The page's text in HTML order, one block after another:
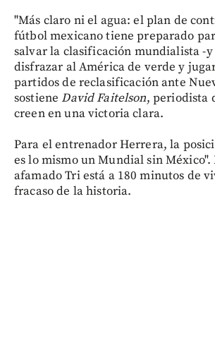
"Más claro ni el agua: el plan de
fútbol mexicano tiene preparado
salvar la clasificación mundialista -y
disfrazar al América de verde y
partidos de reclasificación ante
sostieneDavidFaitelson, periodista
creen en una victoria clara.
Para el entrenador Herrera, la
es lo mismo un Mundial sin México".
afamado Tri está a 180 minutos de
fracaso de la historia.